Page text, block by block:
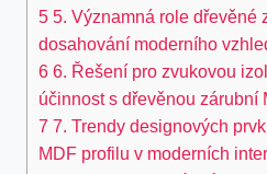
5 5. Významná role dřevěné
dosahování moderního
6 6. Řešení pro zvukovou
účinnost s dřevěnou zárubní
7 7. Trendy designových
MDF profilu v moderních